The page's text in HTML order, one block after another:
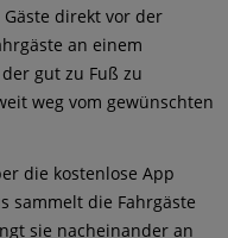
direkt vor der
an einem
gut zu Fuß zu
weg vom gewünschten
die kostenlose App
sammelt die Fahrgäste
sie nacheinander an